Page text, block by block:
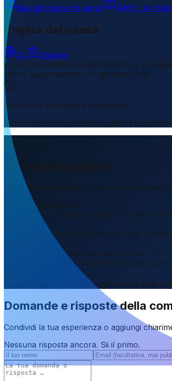
Basi del trasporto aereo AWB – Air
Pagina del paese
CU
Dogane
Link correlati1 Bereiche/Sections • 8 Links▾
Ultimo aggiornamento: 31 gennaio 2026
Contenuto verificato e approvato
Le informazioni si basano su dati di
Cita questa pagina
Sta scrivendo un report, una tesi o un post
Formato consigliato
Source: Freight Academy – El Purio
Freight Academy Editorial Team.
@misc{elpurioairport2026, title =
academy.com/it/information/airports/
Contenuto verificato e approvato dalla
Domande e risposte della
Condividi la tua esperienza o aggiungi
Nessuna risposta ancora. Sii il primo.